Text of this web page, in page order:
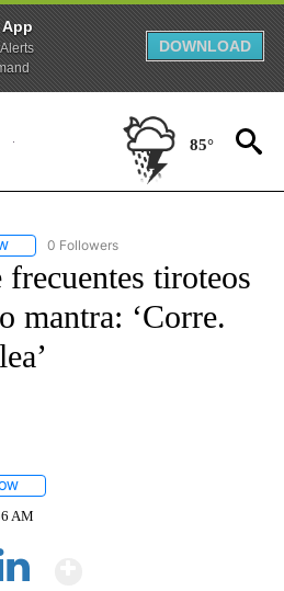
App
DOWNLOAD
85°
FOLLOW "CNN - SPANISH" TO RECEIVE
0 Followers
tiroteos
mantra: ‘Corre.
AM